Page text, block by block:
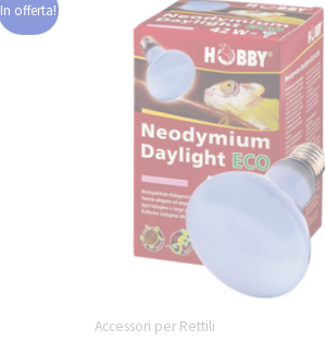
In offerta!
Accessori per Rettili